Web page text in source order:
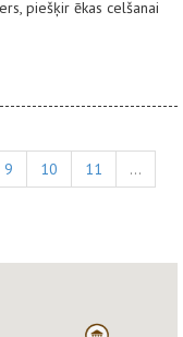
piešķir ēkas celšanai
9 10 11
...